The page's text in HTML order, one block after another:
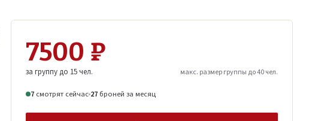
7500 ₽
за группу до 15 чел. макс. размер группы до 40 чел.
7 смотрят сейчас 27 броней за месяц